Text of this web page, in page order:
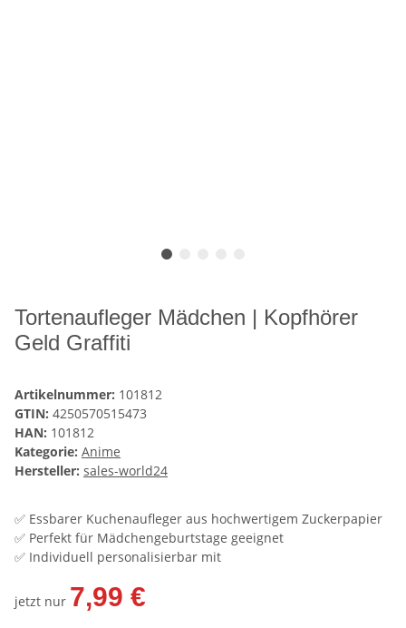
Tortenaufleger Mädchen | Kopfhörer
Geld Graffiti
Artikelnummer: 101812
GTIN: 4250570515473
HAN: 101812
Kategorie: Anime
Hersteller: sales-world24
✅ Essbarer Kuchenaufleger aus hochwertigem Zuckerpapier
✅ Perfekt für Mädchengeburtstage geeignet
✅ Individuell personalisierbar mit
jetzt nur 7,99 €